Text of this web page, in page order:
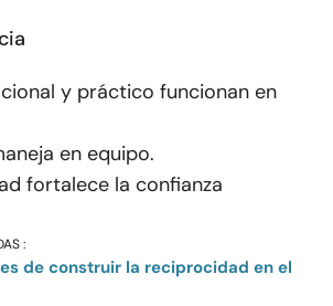
y práctico funcionan en
en equipo.
fortalece la confianza
:
de construir la reciprocidad en el